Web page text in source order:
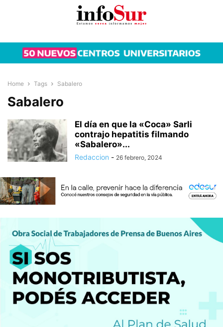
Home Tags Sabalero
Sabalero
El día en que la «Coca» Sarli
contrajo hepatitis filmando
«Sabalero»...
Redaccion - 26 febrero, 2024